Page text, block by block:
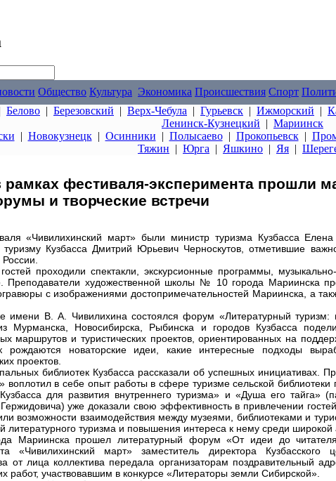
Общество Культура Экономика Происшествия Спорт
Белово | Березовский | Верх-Чебула | Гурьевск | Ижморский |
Ленинск-Кузнецкий | Мариинск
| Новокузнецк| Осинники | Полысаево| Прокопьевск|
Тяжин | Юрга | Яшкино | Яя |
фестиваля-эксперимента прошли
и творческие встречи
«Чивилихинский март» были министр туризма Кузбасса
туризму Кузбасса Дмитрий Юрьевич Черноскутов, отметившие
проходили спектакли, экскурсионные программы, музыкально-
Преподаватели художественной школы № 10 города Мариинска
с изображениями достопримечательностей Мариинска, а
имени В. А. Чивилихина состоялся форум «Литературный
Мурманска, Новосибирска, Рыбинска и городов Кузбасса
маршрутов и туристических проектов, ориентированных на
рождаются новаторские идеи, какие интересные подходы
проектов.
библиотек Кузбасса рассказали об успешных инициативах.
воплотил в себе опыт работы в сфере туризме сельской библиотеки
для развития внутреннего туризма» и «Душа его тайга»
уже доказали свою эффективность в привлечении
возможности взаимодействия между музеями, библиотеками и
литературного туризма и повышения интереса к нему среди широкой
Мариинска прошел литературный форум «От идеи до
«Чивилихинский март» заместитель директора Кузбасского
от лица коллектива передала организаторам поздравительный
работ, участвовавшим в конкурсе «Литераторы земли Сибирской».